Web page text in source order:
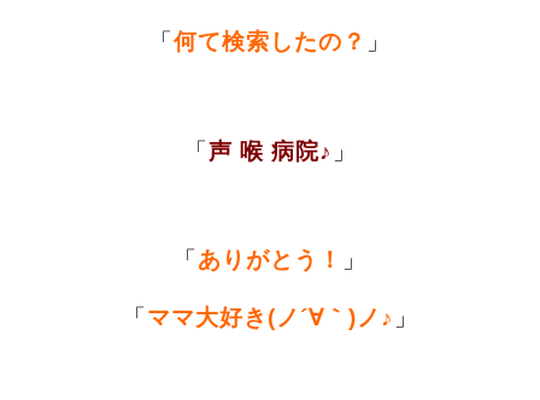
「 何て検索したの？ 」
「声 喉 病院♪ 」
「 ありがとう！ 」
「 ママ大好き(ノ´∀｀)ノ♪ 」